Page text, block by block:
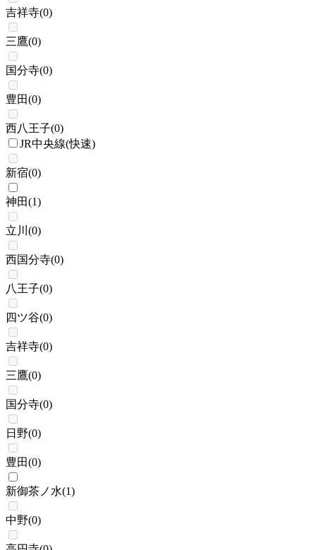
吉祥寺(0)
三鷹(0)
国分寺(0)
豊田(0)
西八王子(0)
JR中央線(快速)
新宿(0)
神田(1)
立川 (0)
西国分寺(0)
八王子(0)
四ツ谷(0)
吉祥寺(0)
三鷹(0)
国分寺(0)
日野(0)
豊田(0)
新御茶ノ水(1)
中野(0)